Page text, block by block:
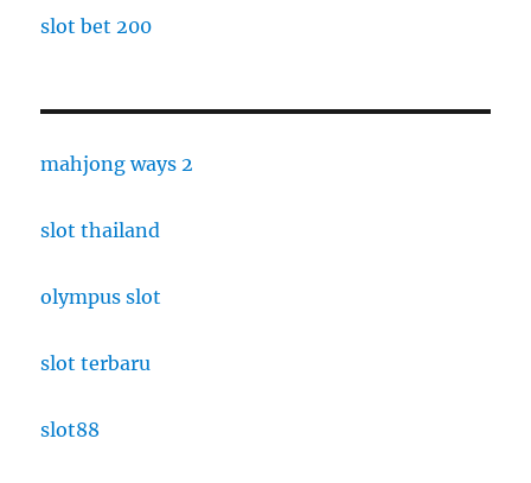
slot bet 200
mahjong ways 2
slot thailand
olympus slot
slot terbaru
slot88